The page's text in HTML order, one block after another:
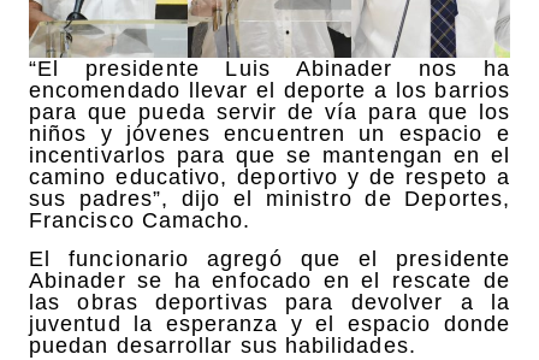
“El presidente Luis Abinader nos ha
encomendado llevar el deporte a los barrios
para que pueda servir de vía para que los
niños y jóvenes encuentren un espacio e
incentivarlos para que se mantengan en el
camino educativo, deportivo y de respeto a
sus padres”, dijo el ministro de Deportes,
Francisco Camacho.
El funcionario agregó que el presidente
Abinader se ha enfocado en el rescate de
las obras deportivas para devolver a la
juventud la esperanza y el espacio donde
puedan desarrollar sus habilidades.